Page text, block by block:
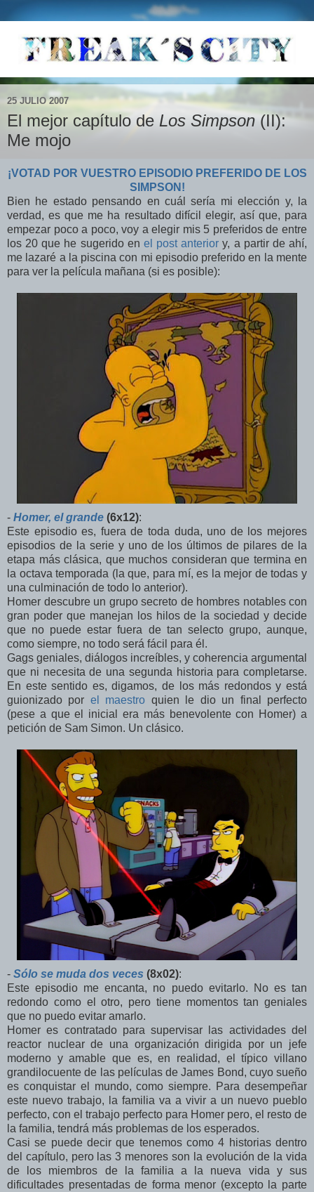
25 JULIO 2007
El mejor capítulo de Los Simpson (II):
Me mojo
¡VOTAD POR VUESTRO EPISODIO PREFERIDO DE LOS
SIMPSON!
Bien he estado pensando en cuál sería mi elección y, la
verdad, es que me ha resultado difícil elegir, así que, para
empezar poco a poco, voy a elegir mis 5 preferidos de entre
los 20 que he sugerido en el post anterior y, a partir de ahí,
me lazaré a la piscina con mi episodio preferido en la mente
para ver la película mañana (si es posible):
- Homer, el grande (6x12):
Este episodio es, fuera de toda duda, uno de los mejores
episodios de la serie y uno de los últimos de pilares de la
etapa más clásica, que muchos consideran que termina en
la octava temporada (la que, para mí, es la mejor de todas y
una culminación de todo lo anterior).
Homer descubre un grupo secreto de hombres notables con
gran poder que manejan los hilos de la sociedad y decide
que no puede estar fuera de tan selecto grupo, aunque,
como siempre, no todo será fácil para él.
Gags geniales, diálogos increíbles, y coherencia argumental
que ni necesita de una segunda historia para completarse.
En este sentido es, digamos, de los más redondos y está
guionizado por el maestro quien le dio un final perfecto
(pese a que el inicial era más benevolente con Homer) a
petición de Sam Simon. Un clásico.
- Sólo se muda dos veces (8x02):
Este episodio me encanta, no puedo evitarlo. No es tan
redondo como el otro, pero tiene momentos tan geniales
que no puedo evitar amarlo.
Homer es contratado para supervisar las actividades del
reactor nuclear de una organización dirigida por un jefe
moderno y amable que es, en realidad, el típico villano
grandilocuente de las películas de James Bond, cuyo sueño
es conquistar el mundo, como siempre. Para desempeñar
este nuevo trabajo, la familia va a vivir a un nuevo pueblo
perfecto, con el trabajo perfecto para Homer pero, el resto de
la familia, tendrá más problemas de los esperados.
Casi se puede decir que tenemos como 4 historias dentro
del capítulo, pero las 3 menores son la evolución de la vida
de los miembros de la familia a la nueva vida y sus
dificultades presentadas de forma menor (excepto la parte